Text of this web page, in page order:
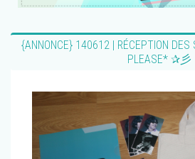
‎{ANNONCE} 140612 | RÉCEPTION DES
PLEASE* ✰彡